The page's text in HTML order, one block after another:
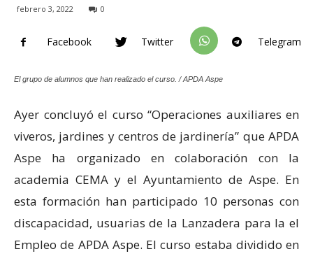
febrero 3, 2022 0
Facebook Twitter Telegram
El grupo de alumnos que han realizado el curso. / APDA Aspe
Ayer concluyó el curso “Operaciones auxiliares en
viveros, jardines y centros de jardinería” que APDA
Aspe ha organizado en colaboración con la
academia CEMA y el Ayuntamiento de Aspe. En
esta formación han participado 10 personas con
discapacidad, usuarias de la Lanzadera para la el
Empleo de APDA Aspe. El curso estaba dividido en